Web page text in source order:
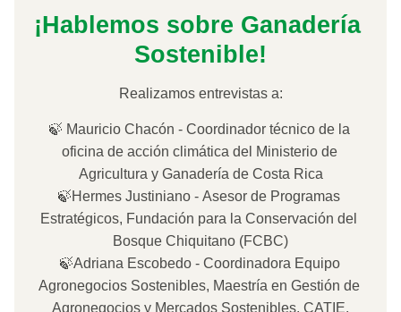
¡Hablemos sobre Ganadería
Sostenible!
Realizamos entrevistas a:
🍃 Mauricio Chacón - Coordinador técnico de la
oficina de acción climática del Ministerio de
Agricultura y Ganadería de Costa Rica
🍃Hermes Justiniano - Asesor de Programas
Estratégicos, Fundación para la Conservación del
Bosque Chiquitano (FCBC)
🍃Adriana Escobedo - Coordinadora Equipo
Agronegocios Sostenibles, Maestría en Gestión de
Agronegocios y Mercados Sostenibles, CATIE.